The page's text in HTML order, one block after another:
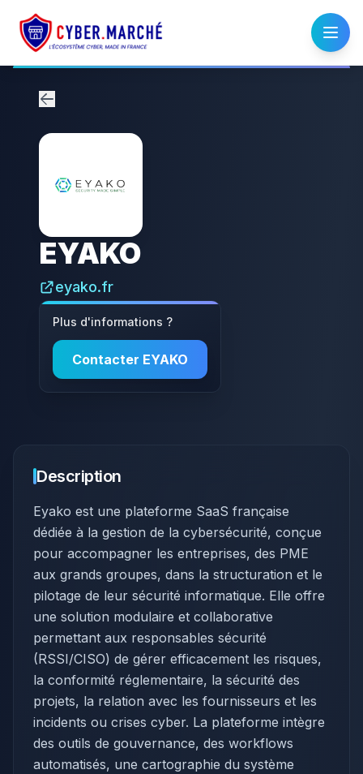
EYAKO
eyako.fr
Plus d'informations ?
Contacter EYAKO
Description
Eyako est une plateforme SaaS française
dédiée à la gestion de la cybersécurité, conçue
pour accompagner les entreprises, des PME
aux grands groupes, dans la structuration et le
pilotage de leur sécurité informatique. Elle offre
une solution modulaire et collaborative
permettant aux responsables sécurité
(RSSI/CISO) de gérer efficacement les risques,
la conformité réglementaire, la sécurité des
projets, la relation avec les fournisseurs et les
incidents ou crises cyber. La plateforme intègre
des outils de gouvernance, des workflows
automatisés, une cartographie du système